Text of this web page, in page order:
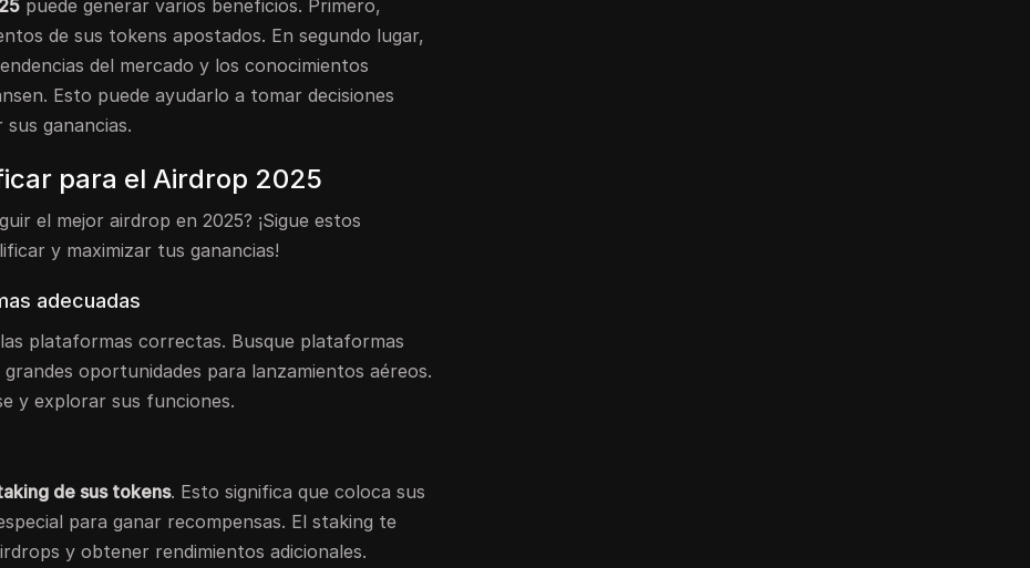
puede generar varios beneficios. Primero,
de sus tokens apostados. En segundo lugar,
del mercado y los conocimientos
Esto puede ayudarlo a tomar decisiones
ganancias.
para el Airdrop 2025
el mejor airdrop en 2025? ¡Sigue estos
y maximizar tus ganancias!
adecuadas
plataformas correctas. Busque plataformas
oportunidades para lanzamientos aéreos.
y explorar sus funciones.
de sus tokens. Esto significa que coloca sus
para ganar recompensas. El staking te
y obtener rendimientos adicionales.